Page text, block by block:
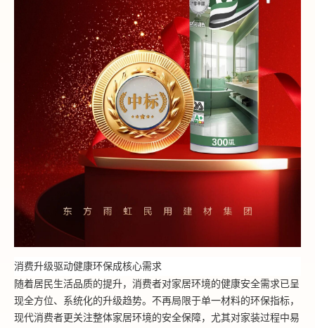
消费升级驱动健康环保成核心需求
随着居民生活品质的提升，消费者对家居环境的健康安全需求已呈
现全方位、系统化的升级趋势。不再局限于单一材料的环保指标，
现代消费者更关注整体家居环境的安全保障，尤其对家装过程中易